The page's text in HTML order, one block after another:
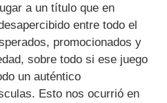
a un título que en
entre todo el
promocionados y
sobre todo si ese juego
un auténtico
Esto nos ocurrió en